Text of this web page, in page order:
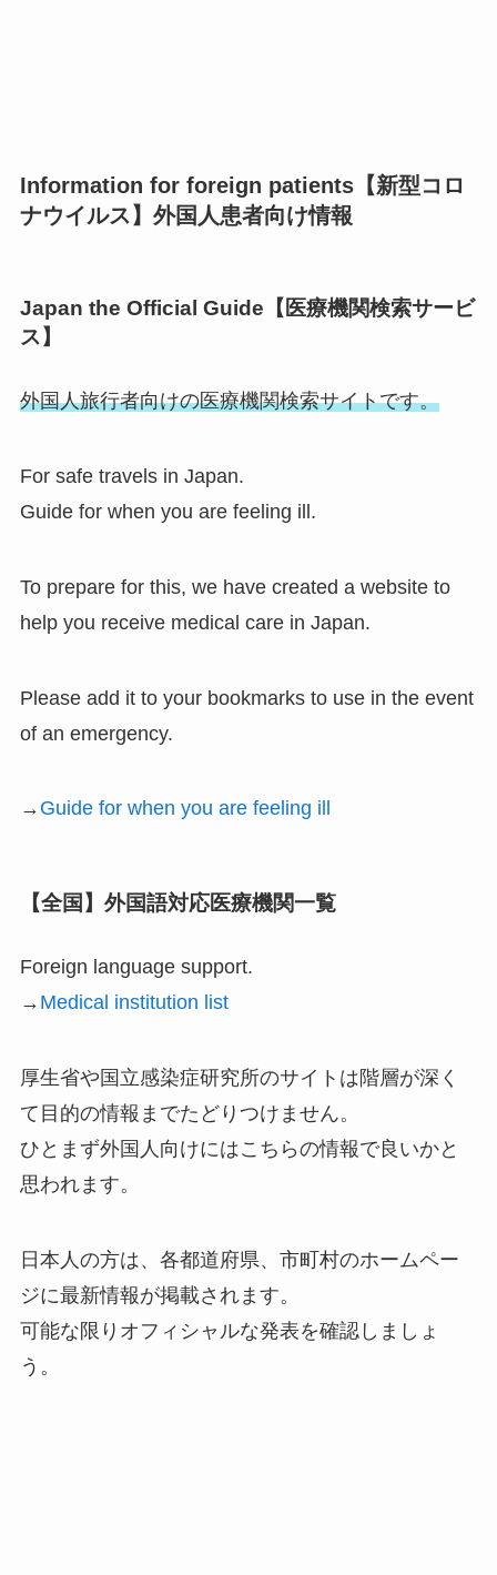
Information for foreign patients【新型コロ
ナウイルス】外国人患者向け情報
Japan the Official Guide【医療機関検索サービ
ス】
外国人旅行者向けの医療機関検索サイトです。
For safe travels in Japan.
Guide for when you are feeling ill.
To prepare for this, we have created a website to
help you receive medical care in Japan.
Please add it to your bookmarks to use in the event
of an emergency.
→ Guide for when you are feeling ill
【全国】外国語対応医療機関一覧
Foreign language support.
→ Medical institution list
厚生省や国立感染症研究所のサイトは階層が深く
て目的の情報までたどりつけません。
ひとまず外国人向けにはこちらの情報で良いかと
思われます。
日本人の方は、各都道府県、市町村のホームペー
ジに最新情報が掲載されます。
可能な限りオフィシャルな発表を確認しましょ
う。